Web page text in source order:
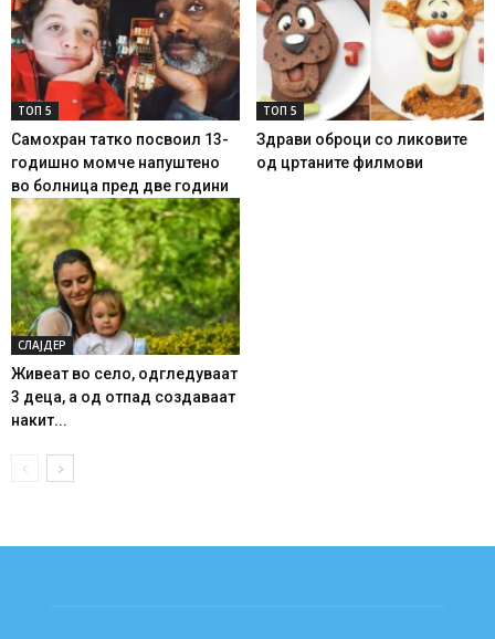
ТОП 5
Самохран татко посвоил 13-
годишно момче напуштено
во болница пред две години
ТОП 5
Здрави оброци со ликовите
од цртаните филмови
СЛАЈДЕР
Живеат во село, одгледуваат
3 деца, а од отпад создаваат
накит...